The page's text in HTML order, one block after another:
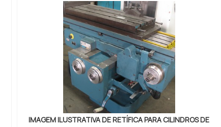
IMAGEM ILUSTRATIVA DE RETÍFICA PARA CILINDROS DE